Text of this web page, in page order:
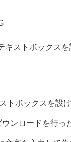
ストボックスを
トボックスを設け
ンロードを行っ